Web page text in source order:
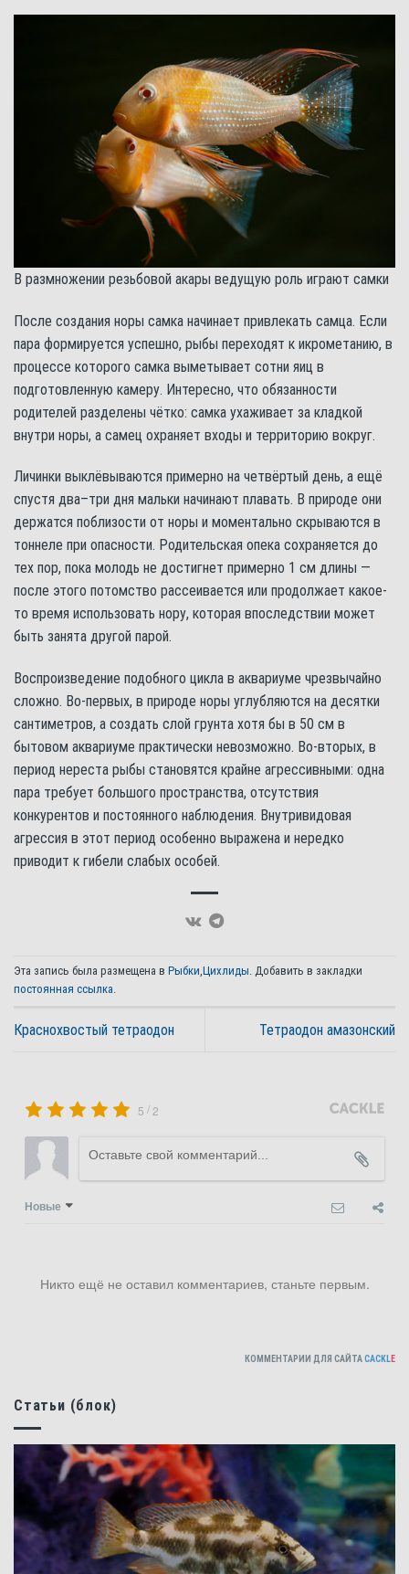
В размножении резьбовой акары ведущую роль играют самки
После создания норы самка начинает привлекать самца. Если
пара формируется успешно, рыбы переходят к икрометанию, в
процессе которого самка выметывает сотни яиц в
подготовленную камеру. Интересно, что обязанности
родителей разделены чётко: самка ухаживает за кладкой
внутри норы, а самец охраняет входы и территорию вокруг.
Личинки выклёвываются примерно на четвёртый день, а ещё
спустя два–три дня мальки начинают плавать. В природе они
держатся поблизости от норы и моментально скрываются в
тоннеле при опасности. Родительская опека сохраняется до
тех пор, пока молодь не достигнет примерно 1 см длины —
после этого потомство рассеивается или продолжает какое-
то время использовать нору, которая впоследствии может
быть занята другой парой.
Воспроизведение подобного цикла в аквариуме чрезвычайно
сложно. Во-первых, в природе норы углубляются на десятки
сантиметров, а создать слой грунта хотя бы в 50 см в
бытовом аквариуме практически невозможно. Во-вторых, в
период нереста рыбы становятся крайне агрессивными: одна
пара требует большого пространства, отсутствия
конкурентов и постоянного наблюдения. Внутривидовая
агрессия в этот период особенно выражена и нередко
приводит к гибели слабых особей.
Эта запись была размещена в Рыбки,Цихлиды. Добавить в закладки
постоянная ссылка.
Краснохвостый тетраодон Тетраодон амазонский
5 / 2
Новые
Никто ещё не оставил комментариев, станьте первым.
КОММЕНТАРИИ ДЛЯ САЙТАCACKLE
Статьи (блок)